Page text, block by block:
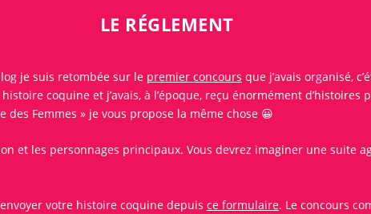
LE RÉGLEMENT
je suis retombée sur le premierconcours que j’avais organisé,
histoire coquineet j’avais, à l’époque, reçu énormément
des Femmes » je vous propose la même chose 😀
et les personnages principaux. Vous devrez imaginer une suite
votre histoire coquine depuis ce formulaire. Le concours